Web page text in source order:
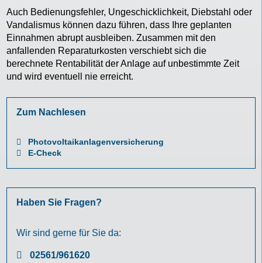
Auch Bedienungsfehler, Ungeschicklichkeit, Diebstahl oder
Vandalismus können dazu führen, dass Ihre geplanten
Einnahmen abrupt ausbleiben. Zusammen mit den
anfallenden Reparaturkosten verschiebt sich die
berechnete Rentabilität der Anlage auf unbestimmte Zeit
und wird eventuell nie erreicht.
Zum Nachlesen
Photovoltaikanlagenversicherung
E-Check
Haben Sie Fragen?
Wir sind gerne für Sie da:
02561/961620